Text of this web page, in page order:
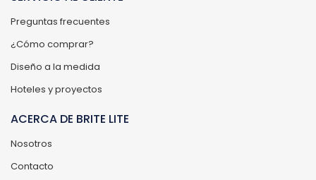
Preguntas frecuentes
¿Cómo comprar?
Diseño a la medida
Hoteles y proyectos
ACERCA DE BRITE LITE
Nosotros
Contacto